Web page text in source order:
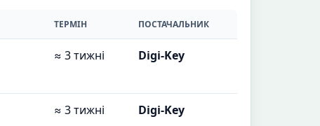
ТЕРМІН ПОСТАЧАЛЬНИК
≈ 3 тижні Digi-Key
≈ 3 тижні Digi-Key